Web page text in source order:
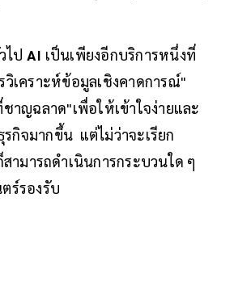
ไป AI เป็นเพียงอีกบริการหนึ่งที่
เคราะห์ข้อมูลเชิงคาดการณ์"
าญฉลาด"เพื่อให้เข้าใจง่ายและ
กิจมากขึ้น แต่ไม่ว่าจะเรียก
สามารถดำเนินการกระบวนใด ๆ
ร์รองรับ